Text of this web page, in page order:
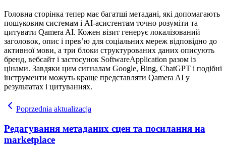
Головна сторінка тепер має багатші метадані, які допомагають
пошуковим системам і AI-асистентам точно розуміти та
цитувати Qamera AI. Кожен візит генерує локалізований
заголовок, опис і превʼю для соціальних мереж відповідно до
активної мови, а три блоки структурованих даних описують
бренд, вебсайт і застосунок SoftwareApplication разом із
цінами. Завдяки цим сигналам Google, Bing, ChatGPT і подібні
інструменти можуть краще представляти Qamera AI у
результатах і цитуваннях.
Poprzednia aktualizacja
Редагування метаданих сцен та посилання на
marketplace